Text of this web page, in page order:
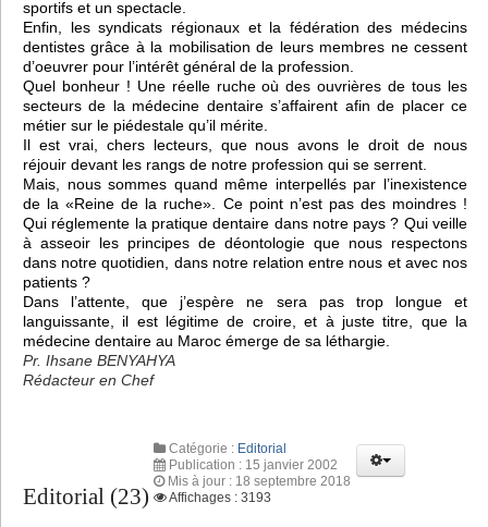
sportifs et un spectacle.
Enfin, les syndicats régionaux et la fédération des médecins
dentistes grâce à la mobilisation de leurs membres ne cessent
d’oeuvrer pour l’intérêt général de la profession.
Quel bonheur ! Une réelle ruche où des ouvrières de tous les
secteurs de la médecine dentaire s’affairent afin de placer ce
métier sur le piédestale qu’il mérite.
Il est vrai, chers lecteurs, que nous avons le droit de nous
réjouir devant les rangs de notre profession qui se serrent.
Mais, nous sommes quand même interpellés par l’inexistence
de la «Reine de la ruche». Ce point n’est pas des moindres !
Qui réglemente la pratique dentaire dans notre pays ? Qui veille
à asseoir les principes de déontologie que nous respectons
dans notre quotidien, dans notre relation entre nous et avec nos
patients ?
Dans l’attente, que j’espère ne sera pas trop longue et
languissante, il est légitime de croire, et à juste titre, que la
médecine dentaire au Maroc émerge de sa léthargie.
Pr. Ihsane BENYAHYA
Rédacteur en Chef
Editorial (23)
Catégorie : Editorial
Publication : 15 janvier 2002
Mis à jour : 18 septembre 2018
Affichages : 3193